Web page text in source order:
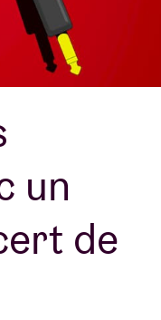
un
de